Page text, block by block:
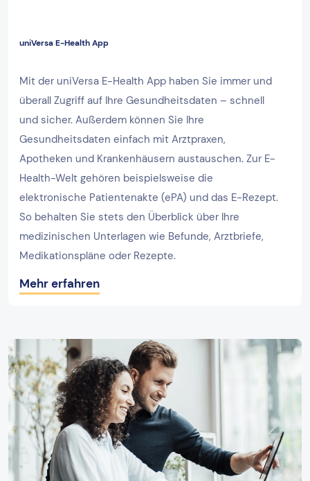
uniVersa E-Health App
Mit der uniVersa E-Health App haben Sie immer und
überall Zugriff auf Ihre Gesundheitsdaten – schnell
und sicher. Außerdem können Sie Ihre
Gesundheitsdaten einfach mit Arztpraxen,
Apotheken und Krankenhäusern austauschen. Zur E-
Health-Welt gehören beispielsweise die
elektronische Patientenakte (ePA) und das E-Rezept.
So behalten Sie stets den Überblick über Ihre
medizinischen Unterlagen wie Befunde, Arztbriefe,
Medikationspläne oder Rezepte.
Mehr erfahren